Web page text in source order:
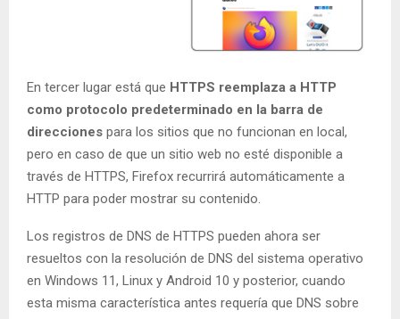
En tercer lugar está que HTTPS reemplaza a HTTP
como protocolo predeterminado en la barra de
direcciones para los sitios que no funcionan en local,
pero en caso de que un sitio web no esté disponible a
través de HTTPS, Firefox recurrirá automáticamente a
HTTP para poder mostrar su contenido.
Los registros de DNS de HTTPS pueden ahora ser
resueltos con la resolución de DNS del sistema operativo
en Windows 11, Linux y Android 10 y posterior, cuando
esta misma característica antes requería que DNS sobre